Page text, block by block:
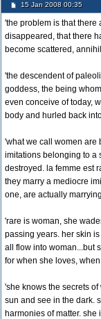
15 Jan 2008 00:35
'the problem is that there
disappeared, that there
become scattered,
'the descendent of
goddess, the being
even conceive of today,
body and hurled back
'what we call women are
imitations belonging to a
destroyed. la femme est
they marry a mediocre
one, are actually
'rare is woman, she
passing years. her skin
all flow into woman...but
for when she loves,
'she knows the secrets
sun and see in the dark.
harmonies of matter. she